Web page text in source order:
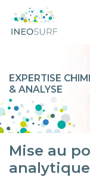
EXPERTISE
& ANALYSE
Mise au